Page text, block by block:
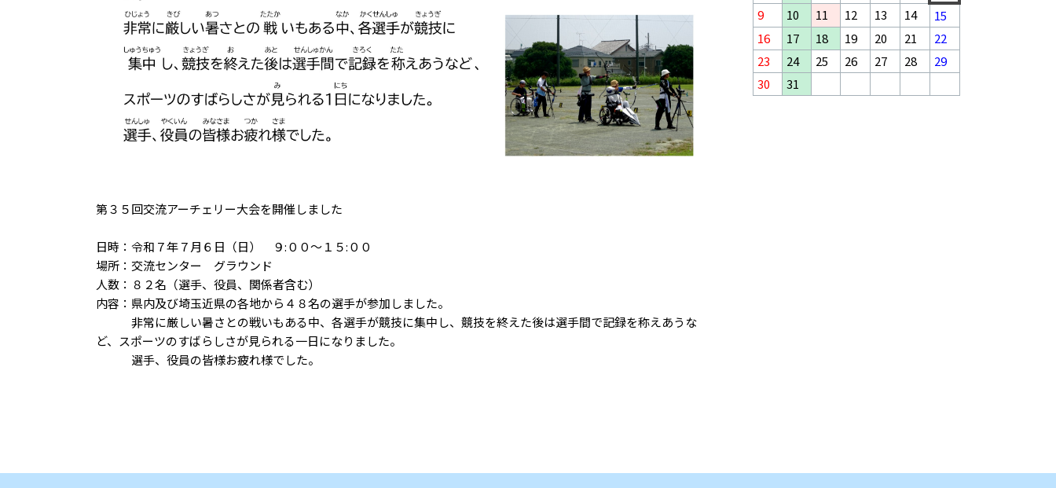
第３５回交流アーチェリー大会を開催しました
日時：令和７年７月６日（日） ９:００～１５:００
場所：交流センター グラウンド
人数：８２名（選手、役員、関係者含む）
内容：県内及び埼玉近県の各地から４８名の選手が参加しました。
非常に厳しい暑さとの戦いもある中、各選手が競技に集中し、競技を終えた後は選手間で記録を称えあうな
ど、スポーツのすばらしさが見られる一日になりました。
選手、役員の皆様お疲れ様でした。
9
10 11 12 13 14
15
16
17 18 19 20 21
22
23
24 25 26 27 28
29
30
31